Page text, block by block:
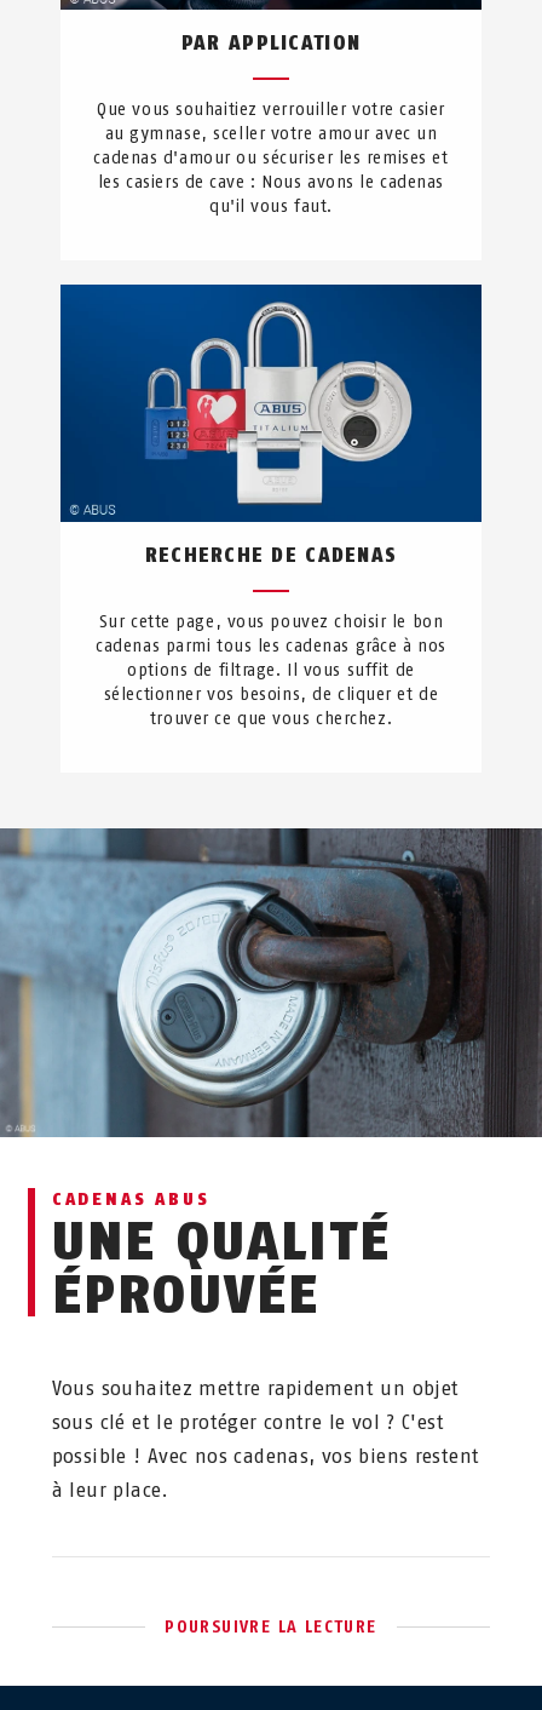
PAR APPLICATION
Que vous souhaitiez verrouiller votre casier
au gymnase, sceller votre amour avec un
cadenas d'amour ou sécuriser les remises et
les casiers de cave : Nous avons le cadenas
qu'il vous faut.
RECHERCHE DE CADENAS
Sur cette page, vous pouvez choisir le bon
cadenas parmi tous les cadenas grâce à nos
options de filtrage. Il vous suffit de
sélectionner vos besoins, de cliquer et de
trouver ce que vous cherchez.
CADENAS ABUS
UNE QUALITÉ
ÉPROUVÉE
Vous souhaitez mettre rapidement un objet
sous clé et le protéger contre le vol ? C'est
possible ! Avec nos cadenas, vos biens restent
à leur place.
POURSUIVRE LA LECTURE